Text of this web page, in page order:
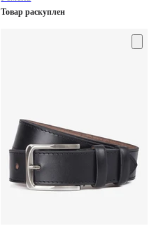
Товар раскуплен